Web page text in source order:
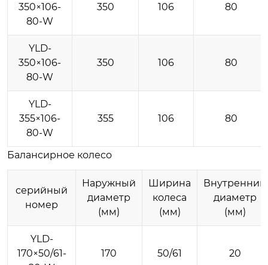
350×106-
80-W
350 106 80
YLD-
350×106-
80-W
350 106 80
YLD-
355×106-
80-W
355 106 80
Балансирное колесо
серийный
номер
Наружный
диаметр
(мм)
Ширина
колеса
(мм)
Внутренний
диаметр
(мм)
YLD-
170×50/61-
170 50/61 20